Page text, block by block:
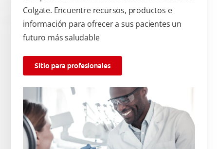
Colgate. Encuentre recursos, productos e
información para ofrecer a sus pacientes un
futuro más saludable
Sitio para profesionales